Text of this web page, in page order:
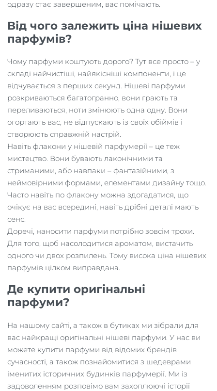
одразу стає завершеним, вас помічають.
Від чого залежить ціна нішевих
парфумів?
Чому парфуми коштують дорого? Тут все просто – у
складі найчистіші, найякісніші компоненти, і це
відчувається з перших секунд. Нішеві парфуми
розкриваються багатогранно, вони грають та
переливаються, ноти змінюють одна одну. Вони
огортають вас, не відпускають із своїх обіймів і
створюють справжній настрій.
Навіть флакони у нішевій парфумерії – це теж
мистецтво. Вони бувають лаконічними та
стриманими, або навпаки – фантазійними, з
неймовірними формами, елементами дизайну тощо.
Часто навіть по флакону можна здогадатися, що
очікує на вас всередині, навіть дрібні деталі мають
сенс.
Доречі, наносити парфуми потрібно зовсім трохи.
Для того, щоб насолодитися ароматом, вистачить
одного чи двох розпилень. Тому висока ціна нішевих
парфумів цілком виправдана.
Де купити оригінальні
парфуми?
На нашому сайті, а також в бутиках ми зібрали для
вас найкращі оригінальні нішеві парфуми. У нас ви
можете купити парфуми від відомих брендів
сучасності, а також познайомитися з шедеврами
іменитих історичних будинків парфумерії. Ми із
задоволенням розповімо вам захоплюючі історії